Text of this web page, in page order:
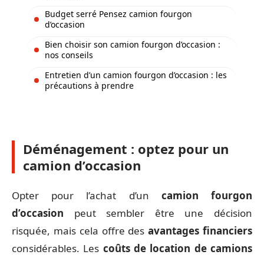
Budget serré Pensez camion fourgon
d’occasion
Bien choisir son camion fourgon d’occasion :
nos conseils
Entretien d’un camion fourgon d’occasion : les
précautions à prendre
Déménagement : optez pour un
camion d’occasion
Opter pour l’achat d’un camion fourgon
d’occasion peut sembler être une décision
risquée, mais cela offre desavantages financiers
considérables. Les coûts de location de camions